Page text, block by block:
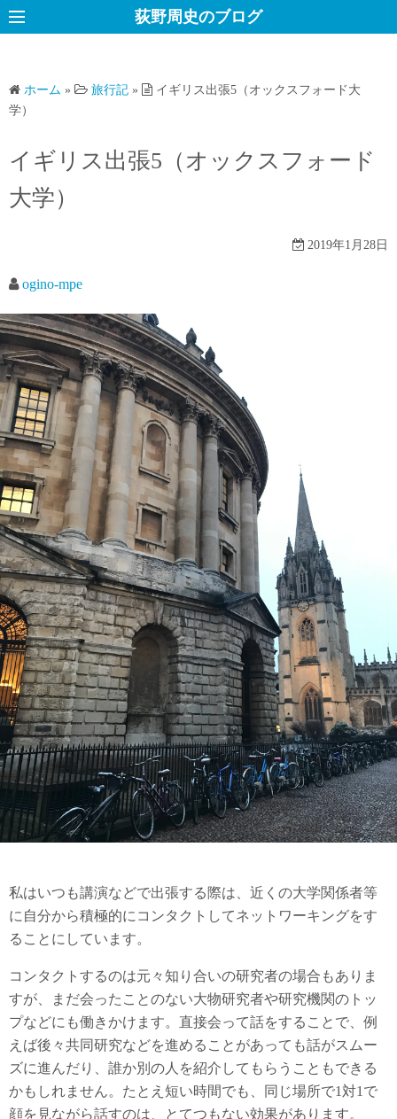
コ
ン
ツ
ッ
荻野周史のブログ
ホーム » 旅行記 »
イギリス出張5（オックスフォード大
学）
イギリス出張5（オックスフォード
大学）
2019年1月28日
ogino-mpe
私はいつも講演などで出張する際は、近くの大学関係者等
に自分から積極的にコンタクトしてネットワーキングをす
ることにしています。
コンタクトするのは元々知り合いの研究者の場合もありま
すが、まだ会ったことのない大物研究者や研究機関のトッ
プなどにも働きかけます。直接会って話をすることで、例
えば後々共同研究などを進めることがあっても話がスムー
ズに進んだり、誰か別の人を紹介してもらうこともできる
かもしれません。たとえ短い時間でも、同じ場所で1対1で
顔を見ながら話すのは、とてつもない効果があります。